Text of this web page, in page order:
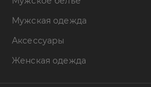
Мужская одежда
Аксессуары
Женская одежда